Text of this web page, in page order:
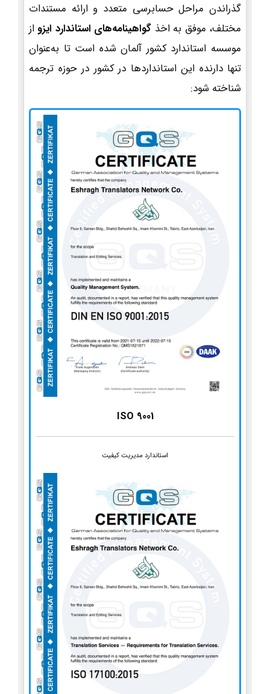
گذراندن مراحل حسابرسی متعدد و ارائه مستندات
مختلف، موفق به اخذ گواهینامه‌های استاندارد ایزو از
موسسه استاندارد کشور آلمان شده است تا به‌عنوان
تنها دارنده این استانداردها در کشور در حوزه ترجمه
شناخته شود:
ISO 9001
استاندارد مدیریت کیفیت